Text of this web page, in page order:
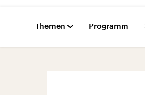
Themen Programm